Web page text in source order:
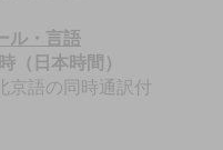
ル・言語
（日本時間）
語の同時通訳付